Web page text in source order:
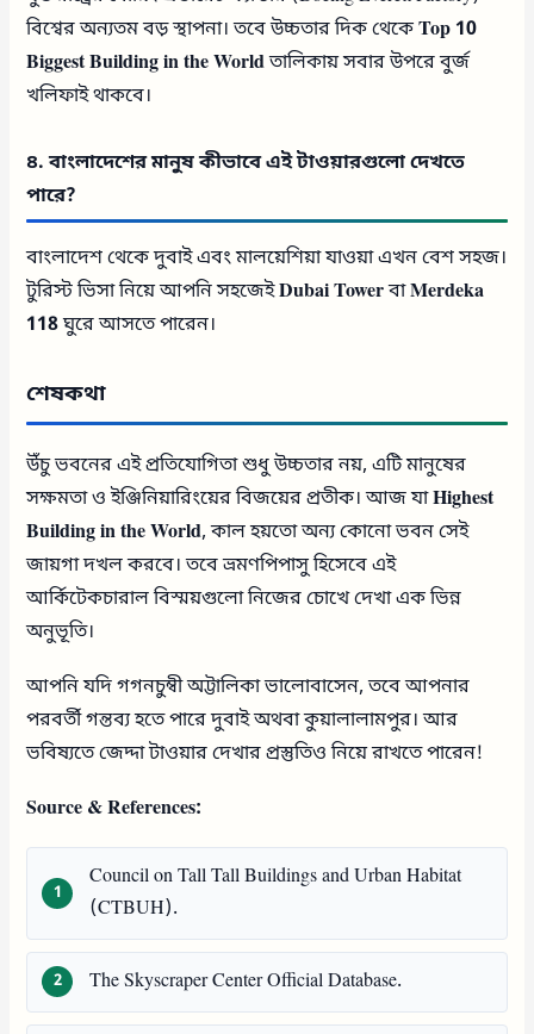
বিশ্বের অন্যতম বড় স্থাপনা। তবে উচ্চতার দিক থেকেTop 10
Biggest Building in the Worldতালিকায় সবার উপরে বুর্জ
খলিফাই থাকবে।
৪. বাংলাদেশের মানুষ কীভাবে এই টাওয়ারগুলো দেখতে
পারে?
বাংলাদেশ থেকে দুবাই এবং মালয়েশিয়া যাওয়া এখন বেশ সহজ।
টুরিস্ট ভিসা নিয়ে আপনি সহজেইDubai TowerবাMerdeka
118ঘুরে আসতে পারেন।
শেষকথা
উঁচু ভবনের এই প্রতিযোগিতা শুধু উচ্চতার নয়, এটি মানুষের
সক্ষমতা ও ইঞ্জিনিয়ারিংয়ের বিজয়ের প্রতীক। আজ যাHighest
Building in the World, কাল হয়তো অন্য কোনো ভবন সেই
জায়গা দখল করবে। তবে ভ্রমণপিপাসু হিসেবে এই
আর্কিটেকচারাল বিস্ময়গুলো নিজের চোখে দেখা এক ভিন্ন
অনুভূতি।
আপনি যদি গগনচুম্বী অট্টালিকা ভালোবাসেন, তবে আপনার
পরবর্তী গন্তব্য হতে পারে দুবাই অথবা কুয়ালালামপুর। আর
ভবিষ্যতে জেদ্দা টাওয়ার দেখার প্রস্তুতিও নিয়ে রাখতে পারেন!
Source & References:
Council on Tall Tall Buildings and Urban Habitat
(CTBUH).
The Skyscraper Center Official Database.